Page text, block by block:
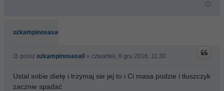
ozkampinosasa0
przez ozkampinosasa0 » czwartek, 8 gru 2016, 11:30
Ustal sobie dietę i trzymaj sie jej to i Ci masa podzie i tłuszczyk
zacznie spadać